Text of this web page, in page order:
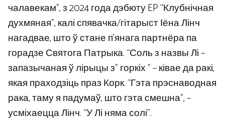
чалавекам”, з 2024 года дэбюту EP “Клубнічная
духмяная”, калі спявачка/гітарыст Іёна Лінч
нагадвае, што ў стане п’янага партнёра па
горадзе Святога Патрыка. “Соль з назвы Лі –
запазычаная ў лірыцы з” горкіх ” – ківае да ракі,
якая праходзіць праз Корк. “Гэта прэснаводная
рака, таму я падумаў, што гэта смешна”, –
усміхаецца Лінч. “У Лі няма солі”.